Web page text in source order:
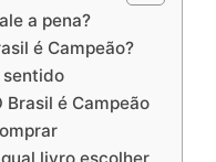
a pena?
é Campeão?
sentido
é Campeão